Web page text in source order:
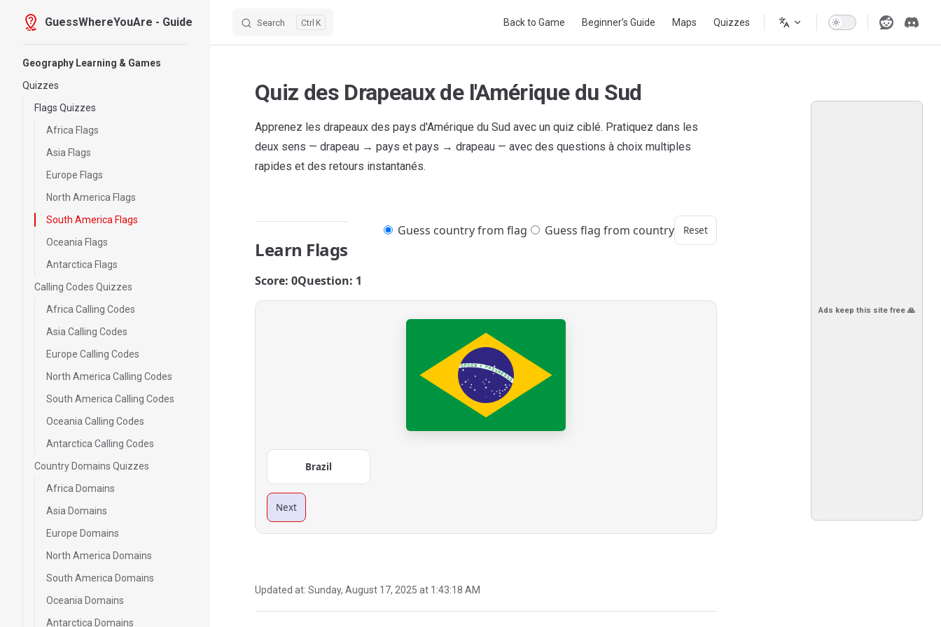
Skip to content
GuessWhereYouAre - Guide Search K Back to Game Beginner’s Guide Maps Quizzes
Geography Learning & Games
Quizzes
Flags Quizzes
Africa Flags
Asia Flags
Europe Flags
North America Flags
South America Flags
Oceania Flags
Antarctica Flags
Calling Codes Quizzes
Africa Calling Codes
Asia Calling Codes
Europe Calling Codes
North America Calling Codes
South America Calling Codes
Oceania Calling Codes
Antarctica Calling Codes
Country Domains Quizzes
Africa Domains
Asia Domains
Europe Domains
North America Domains
South America Domains
Oceania Domains
Antarctica Domains
Ads keep this site free 🙏
Quiz des Drapeaux de l'Amérique du Sud
Apprenez les drapeaux des pays d'Amérique du Sud avec un quiz ciblé. Pratiquez dans les
deux sens — drapeau → pays et pays → drapeau — avec des questions à choix multiples
rapides et des retours instantanés.
Learn Flags
Guess country from flag Guess flag from country Reset
Score: 0Question: 1
Brazil
Next
Updated at: Sunday, August 17, 2025 at 1:43:18 AM